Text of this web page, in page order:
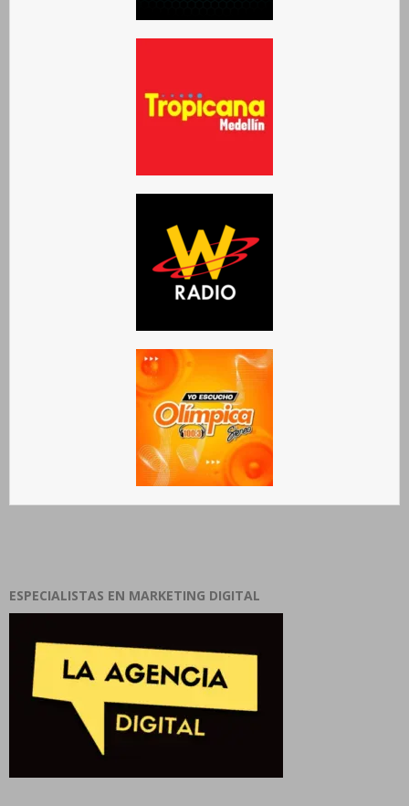
ESPECIALISTAS EN MARKETING DIGITAL